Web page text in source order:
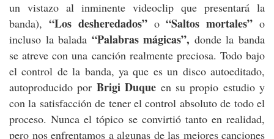
un vistazo al inminente videoclip que presentará la
banda), “Los desheredados”o“Saltos mortales” o
incluso la balada “Palabras mágicas”, donde la banda
se atreve con una canción realmente preciosa. Todo bajo
el control de la banda, ya que es un disco autoeditado,
autoproducido por Brigi Duque en su propio estudio y
con la satisfacción de tener el control absoluto de todo el
proceso. Nunca el tópico se convirtió tanto en realidad,
pero nos enfrentamos a algunas de las mejores canciones